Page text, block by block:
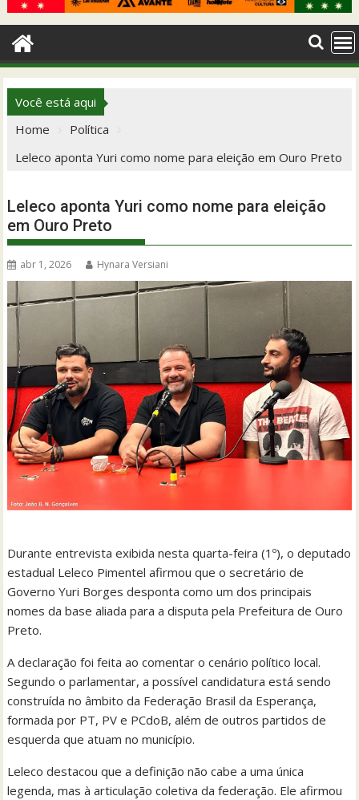
Você está aqui
Home
Política
Leleco aponta Yuri como nome para eleição em Ouro Preto
Leleco aponta Yuri como nome para eleição
em Ouro Preto
abr 1, 2026 Hynara Versiani
Durante entrevista exibida nesta quarta-feira (1º), o deputado
estadual Leleco Pimentel afirmou que o secretário de
Governo Yuri Borges desponta como um dos principais
nomes da base aliada para a disputa pela Prefeitura de Ouro
Preto.
A declaração foi feita ao comentar o cenário político local.
Segundo o parlamentar, a possível candidatura está sendo
construída no âmbito da Federação Brasil da Esperança,
formada por PT, PV e PCdoB, além de outros partidos de
esquerda que atuam no município.
Leleco destacou que a definição não cabe a uma única
legenda, mas à articulação coletiva da federação. Ele afirmou